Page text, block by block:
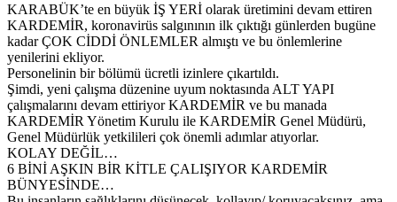
KARABÜK’te en büyük İŞ YERİ olarak üretimini devam ettiren
KARDEMİR, koronavirüs salgınının ilk çıktığı günlerden bugüne
kadar ÇOK CİDDİ ÖNLEMLER almıştı ve bu önlemlerine
yenilerini ekliyor.
Personelinin bir bölümü ücretli izinlere çıkartıldı.
Şimdi, yeni çalışma düzenine uyum noktasında ALT YAPI
çalışmalarını devam ettiriyor KARDEMİR ve bu manada
KARDEMİR Yönetim Kurulu ile KARDEMİR Genel Müdürü,
Genel Müdürlük yetkilileri çok önemli adımlar atıyorlar.
KOLAY DEĞİL…
6 BİNİ AŞKIN BİR KİTLE ÇALIŞIYOR KARDEMİR
BÜNYESİNDE…